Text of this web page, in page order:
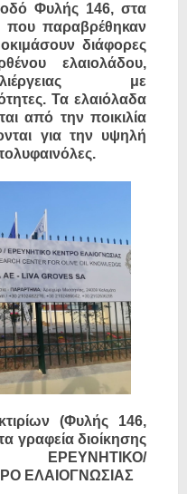
Φυλής 146, στα
που παραβρέθηκαν
διάφορες
ελαιολάδου,
με
Τα ελαιόλαδα
από την ποικιλία
για την υψηλή
(Φυλής 146,
γραφεία διοίκησης
ΕΡΕΥΝΗΤΙΚΟ/
ΕΛΑΙΟΓΝΩΣΙΑΣ